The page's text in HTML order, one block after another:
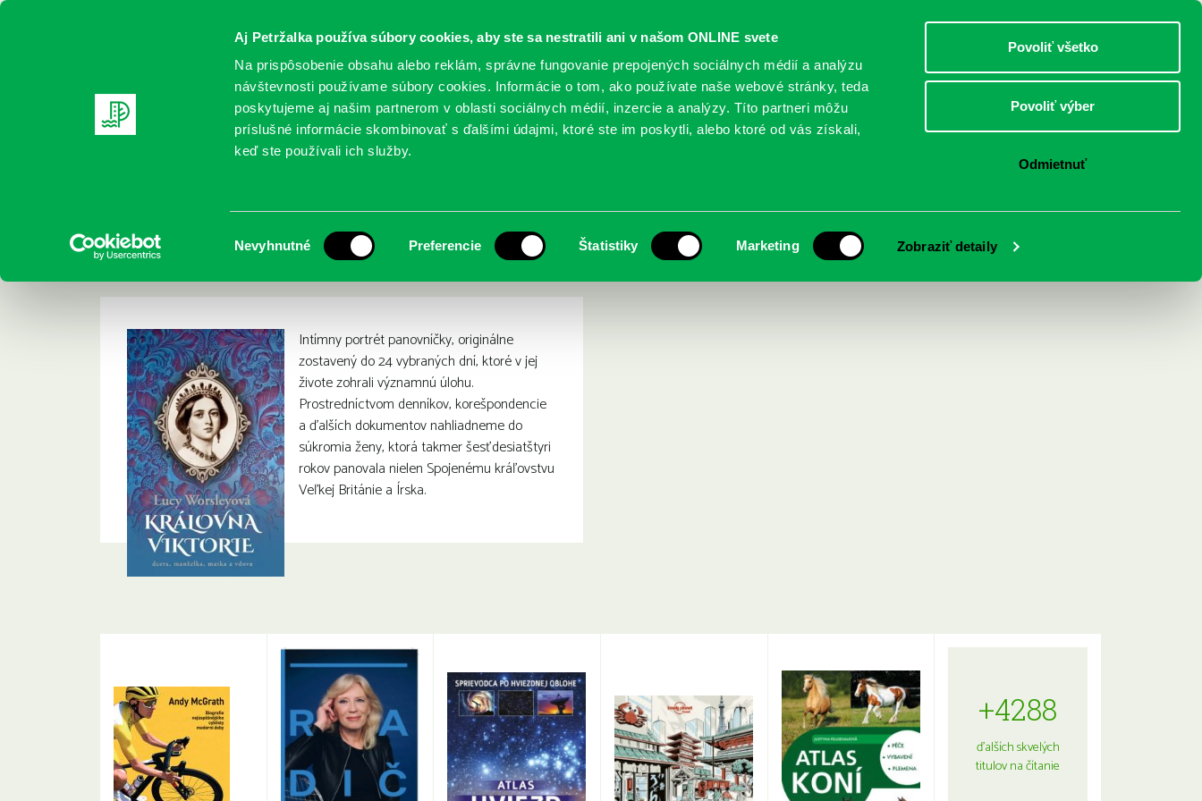
Aj Petržalka používa súbory cookies, aby ste sa nestratili ani v našom ONLINE svete
Na prispôsobenie obsahu alebo reklám, správne fungovanie prepojených sociálnych médií a analýzu
návštevnosti používame súbory cookies. Informácie o tom, ako používate naše webové stránky, teda
poskytujeme aj našim partnerom v oblasti sociálnych médií, inzercie a analýzy. Títo partneri môžu
príslušné informácie skombinovať s ďalšími údajmi, ktoré ste im poskytli, alebo ktoré od vás získali,
keď ste používali ich služby.
súhlasu
Nevyhnutné Preferencie Štatistiky Marketing Zobraziť detaily
Povoliť všetko
Povoliť výber
Odmietnuť
DOSPELÍ
REGISTRUJTE SA ONLINE KATALÓGY SLUŽBY PODUJATIA POBOČKY O KNIŽNICI
Worsley, Lucy: Královna Viktorie : dcera, manželka, matka a
vdova
Intímny portrét panovníčky, originálne
zostavený do 24 vybraných dní, ktoré v jej
živote zohrali významnú úlohu.
Prostredníctvom denníkov, korešpondencie
a ďalších dokumentov nahliadneme do
súkromia ženy, ktorá takmer šesťdesiatštyri
rokov panovala nielen Spojenému kráľovstvu
Veľkej Británie a Írska.
+4288
ďalších skvelých
titulov na čítanie